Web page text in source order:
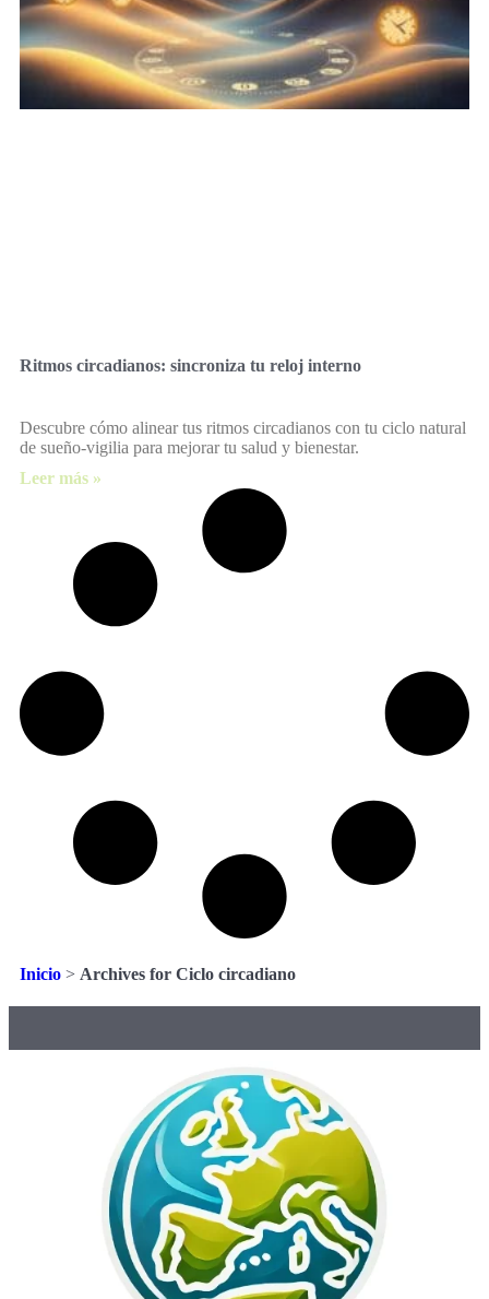
Ritmos circadianos: sincroniza tu reloj interno
Descubre cómo alinear tus ritmos circadianos con tu ciclo natural
de sueño-vigilia para mejorar tu salud y bienestar.
Leer más »
Inicio > Archives for Ciclo circadiano